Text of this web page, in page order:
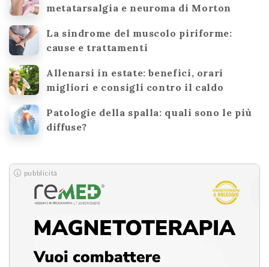
metatarsalgia e neuroma di Morton
La sindrome del muscolo piriforme:
cause e trattamenti
Allenarsi in estate: benefici, orari
migliori e consigli contro il caldo
Patologie della spalla: quali sono le più
diffuse?
pubblicità